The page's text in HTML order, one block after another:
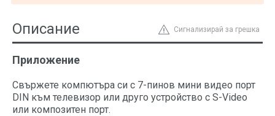
Сигнализирай за грешка
Описание
Приложение
Свържете компютъра си с 7-пинов мини видео порт
DIN към телевизор или друго устройство с S-Video
или композитен порт.